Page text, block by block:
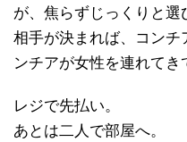
が、焦らずじっくりと選
相手が決まれば、コンチ
ンチアが女性を連れてき
レジで先払い。
あとは二人で部屋へ。